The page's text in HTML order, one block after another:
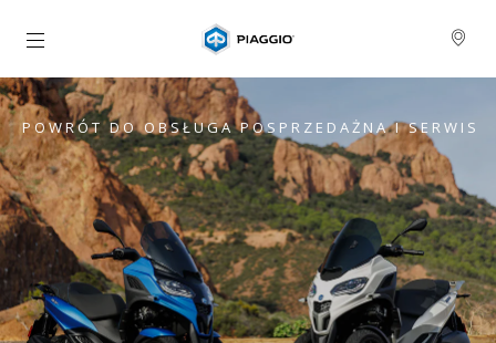
Idź do strony głównej
POWRÓT DO OBSŁUGA POSPRZEDAŻNA I SERWIS